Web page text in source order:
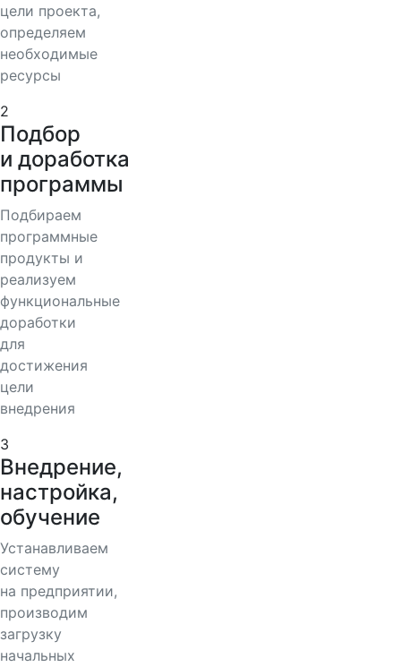
цели проекта,
определяем
необходимые
ресурсы
2
Подбор
и доработка
программы
Подбираем
программные
продукты и
реализуем
функциональные
доработки
для
достижения
цели
внедрения
3
Внедрение,
настройка,
обучение
Устанавливаем
систему
на предприятии,
производим
загрузку
начальных